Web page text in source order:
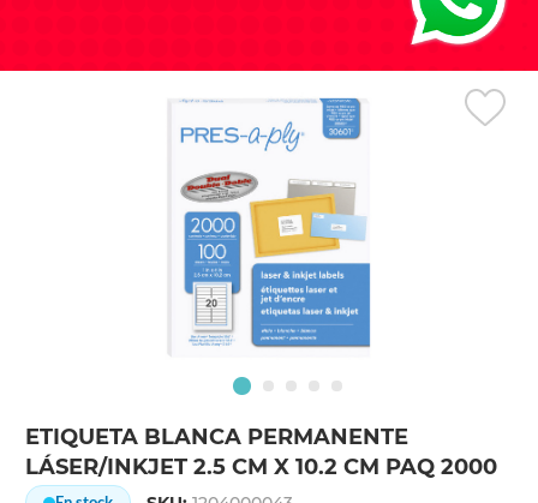
ETIQUETA BLANCA PERMANENTE
LÁSER/INKJET 2.5 CM X 10.2 CM PAQ 2000